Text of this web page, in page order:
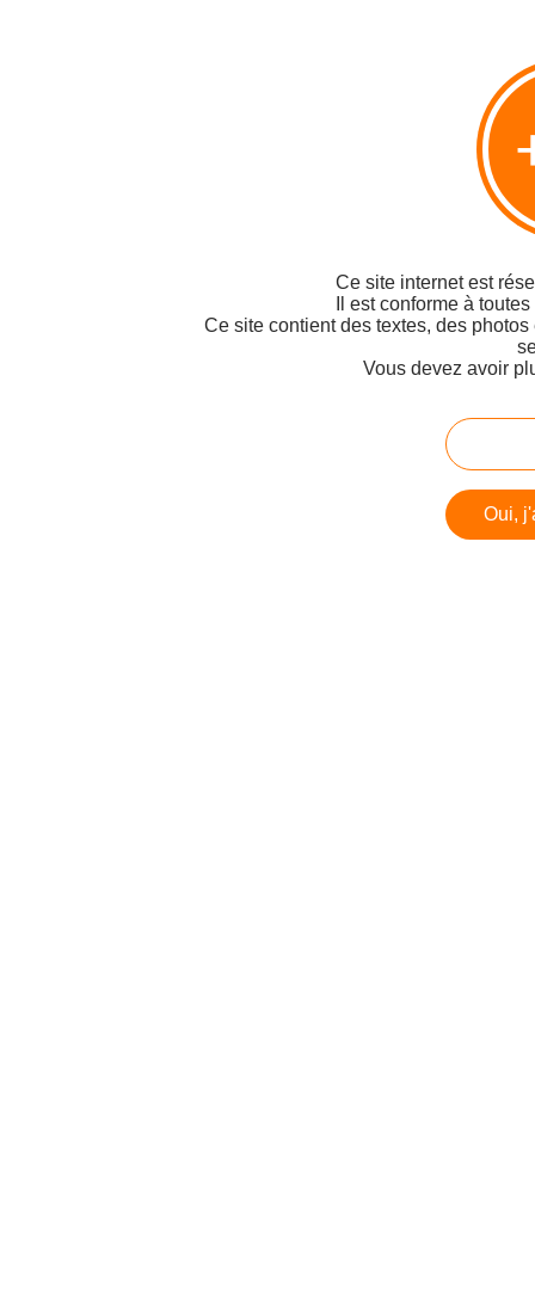
Ce site internet est
Il est conforme à
Ce site contient des textes, des
Vous devez avoir
Oui,